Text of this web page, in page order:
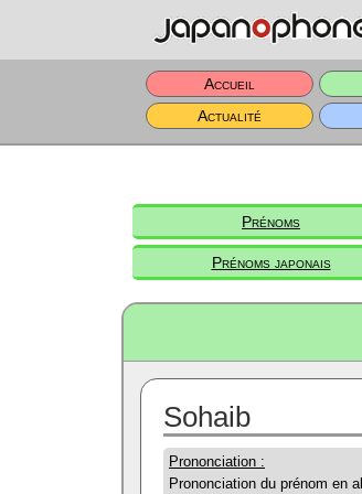
Accueil
Actualité
Prénoms
Prénoms japonais
Sohaib
Prononciation :
Prononciation du prénom en